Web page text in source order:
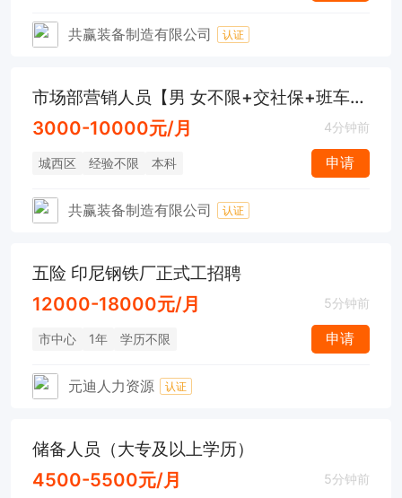
共赢装备制造有限公司 认证
市场部营销人员【男 女不限+交社保+班车接送】
3000-10000元/月 4分钟前
城西区 经验不限 本科 申请
共赢装备制造有限公司 认证
五险 印尼钢铁厂正式工招聘
12000-18000元/月 5分钟前
市中心 1年 学历不限 申请
元迪人力资源 认证
储备人员（大专及以上学历）
4500-5500元/月 5分钟前